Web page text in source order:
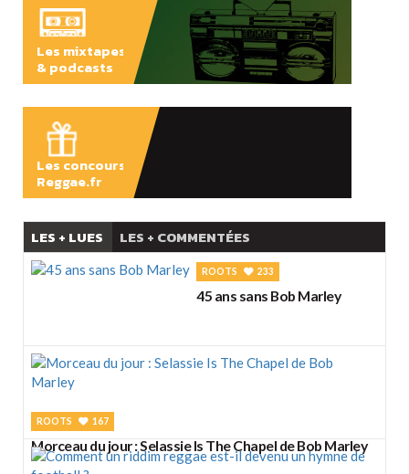
vacances
Les mixtapes
& podcasts
Les concours
Reggae.fr
LES + LUES LES + COMMENTÉES
ROOTS 233
45 ans sans Bob Marley
ROOTS 167
Morceau du jour : Selassie Is The Chapel de Bob Marley